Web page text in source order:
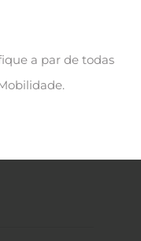
a par de todas